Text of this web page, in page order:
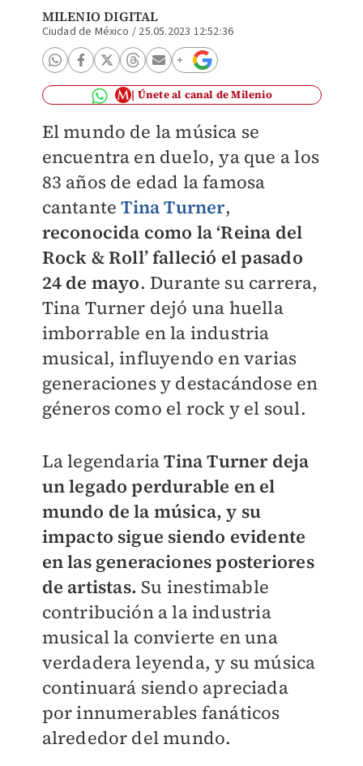
MILENIO DIGITAL
Ciudad de México / 25.05.2023 12:52:36
Únete al canal de Milenio
El mundo de la música se
encuentra en duelo, ya que a los
83 años de edad la famosa
cantanteTina Turner,
reconocida como la ‘Reina del
Rock & Roll’ falleció el pasado
24 de mayo. Durante su carrera,
Tina Turner dejó una huella
imborrable en la industria
musical, influyendo en varias
generaciones y destacándose en
géneros como el rock y el soul.
La legendariaTina Turner deja
un legado perdurable en el
mundo de la música, y su
impacto sigue siendo evidente
en las generaciones posteriores
de artistas. Su inestimable
contribución a la industria
musical la convierte en una
verdadera leyenda, y su música
continuará siendo apreciada
por innumerables fanáticos
alrededor del mundo.